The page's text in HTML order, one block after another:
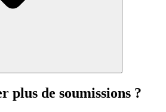
plus de soumissions ?